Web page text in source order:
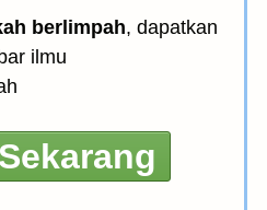
berlimpah, dapatkan
ilmu